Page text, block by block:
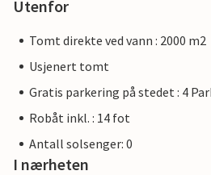
Utenfor
Tomt direkte ved vann : 2000 m2
Usjenert tomt
Gratis parkering på stedet : 4
Robåt inkl. : 14 fot
Antall solsenger: 0
I nærheten